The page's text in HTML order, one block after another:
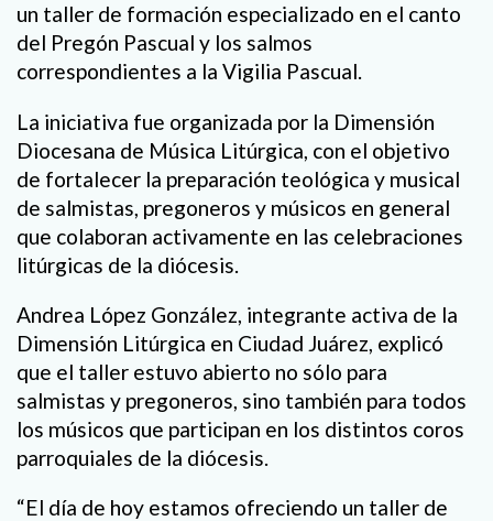
un taller de formación especializado en el canto
del Pregón Pascual y los salmos
correspondientes a la Vigilia Pascual.
La iniciativa fue organizada por la Dimensión
Diocesana de Música Litúrgica, con el objetivo
de fortalecer la preparación teológica y musical
de salmistas, pregoneros y músicos en general
que colaboran activamente en las celebraciones
litúrgicas de la diócesis.
Andrea López González, integrante activa de la
Dimensión Litúrgica en Ciudad Juárez, explicó
que el taller estuvo abierto no sólo para
salmistas y pregoneros, sino también para todos
los músicos que participan en los distintos coros
parroquiales de la diócesis.
“El día de hoy estamos ofreciendo un taller de